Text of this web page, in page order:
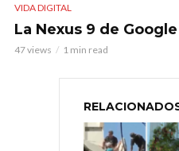
VIDA DIGITAL
La Nexus 9 de
47 views 1 min read